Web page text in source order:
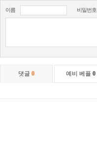
이름 비밀번호
댓글 0 예비 베플 0